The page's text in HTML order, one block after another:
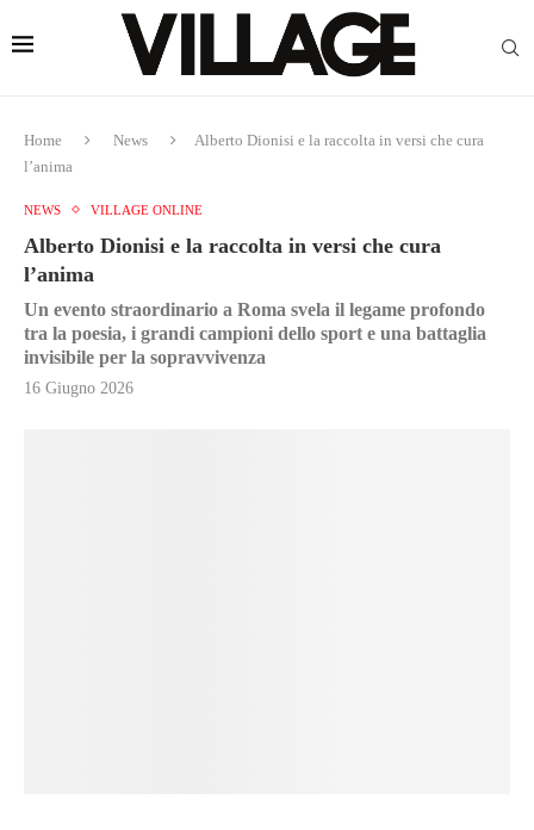
Home News
Alberto Dionisi e la raccolta in versi che cura
l’anima
NEWS VILLAGE ONLINE
Alberto Dionisi e la raccolta in versi che cura
l’anima
Un evento straordinario a Roma svela il legame profondo
tra la poesia, i grandi campioni dello sport e una battaglia
invisibile per la sopravvivenza
16 Giugno 2026